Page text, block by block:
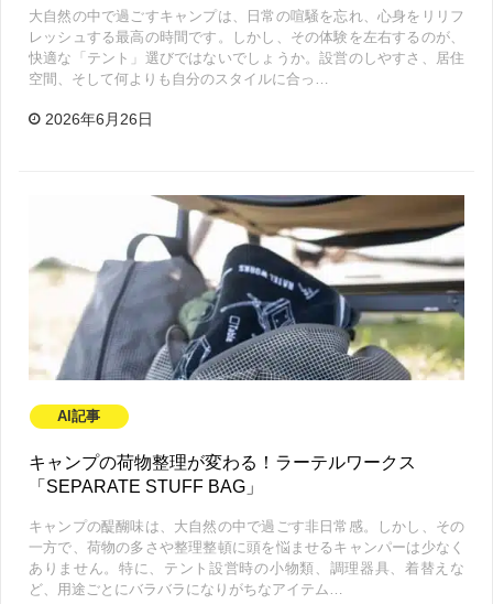
大自然の中で過ごすキャンプは、日常の喧騒を忘れ、心身をリリフ
レッシュする最高の時間です。しかし、その体験を左右するのが、
快適な「テント」選びではないでしょうか。設営のしやすさ、居住
空間、そして何よりも自分のスタイルに合っ…
2026年6月26日
AI記事
キャンプの荷物整理が変わる！ラーテルワークス
「SEPARATE STUFF BAG」
キャンプの醍醐味は、大自然の中で過ごす非日常感。しかし、その
一方で、荷物の多さや整理整頓に頭を悩ませるキャンパーは少なく
ありません。特に、テント設営時の小物類、調理器具、着替えな
ど、用途ごとにバラバラになりがちなアイテム…